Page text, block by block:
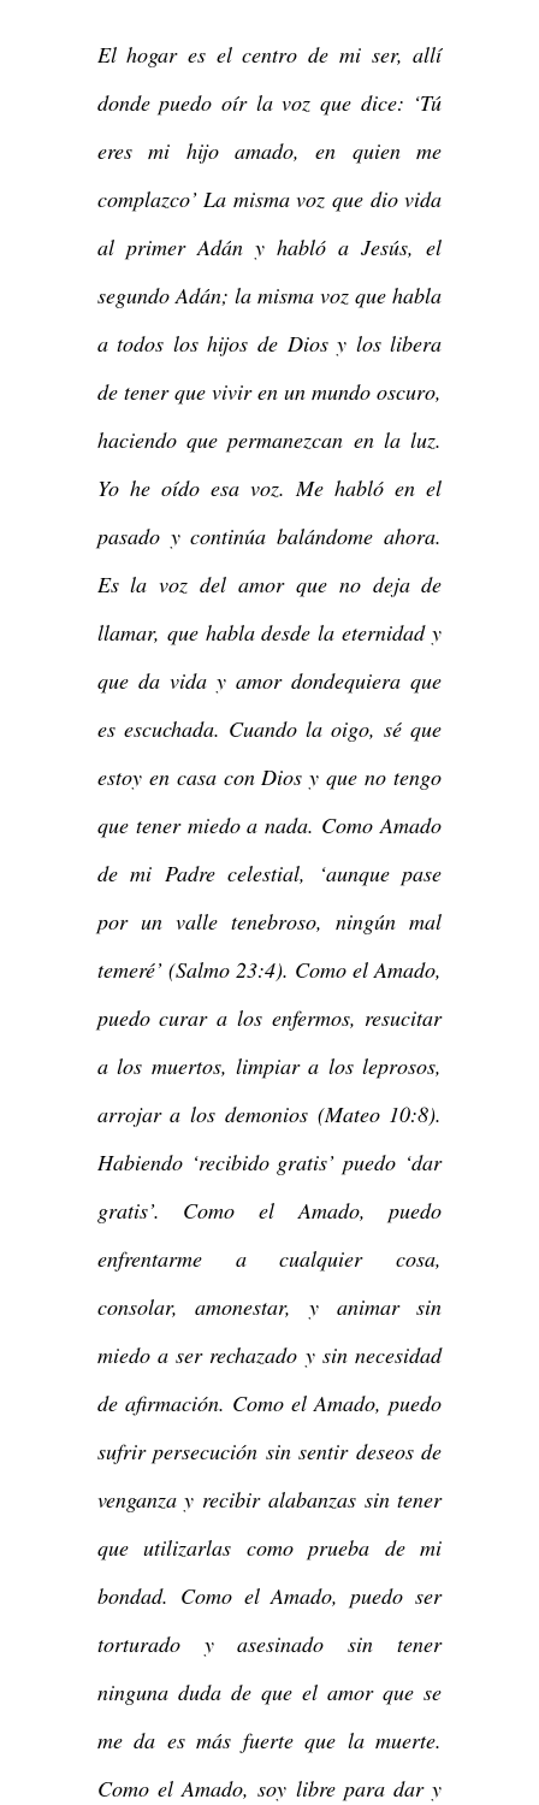
El hogar es el centro de mi ser, allí
donde puedo oír la voz que dice: ‘Tú
eres mi hijo amado, en quien me
complazco’ La misma voz que dio vida
al primer Adán y habló a Jesús, el
segundo Adán; la misma voz que habla
a todos los hijos de Dios y los libera
de tener que vivir en un mundo oscuro,
haciendo que permanezcan en la luz.
Yo he oído esa voz. Me habló en el
pasado y continúa balándome ahora.
Es la voz del amor que no deja de
llamar, que habla desde la eternidad y
que da vida y amor dondequiera que
es escuchada. Cuando la oigo, sé que
estoy en casa con Dios y que no tengo
que tener miedo a nada. Como Amado
de mi Padre celestial, ‘aunque pase
por un valle tenebroso, ningún mal
temeré’ (Salmo 23:4). Como el Amado,
puedo curar a los enfermos, resucitar
a los muertos, limpiar a los leprosos,
arrojar a los demonios (Mateo 10:8).
Habiendo ‘recibido gratis’ puedo ‘dar
gratis’. Como el Amado, puedo
enfrentarme a cualquier cosa,
consolar, amonestar, y animar sin
miedo a ser rechazado y sin necesidad
de afirmación. Como el Amado, puedo
sufrir persecución sin sentir deseos de
venganza y recibir alabanzas sin tener
que utilizarlas como prueba de mi
bondad. Como el Amado, puedo ser
torturado y asesinado sin tener
ninguna duda de que el amor que se
me da es más fuerte que la muerte.
Como el Amado, soy libre para dar y